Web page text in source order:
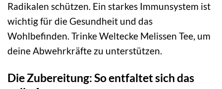
Radikalen schützen. Ein starkes Immunsystem ist
wichtig für die Gesundheit und das
Wohlbefinden. Trinke Weltecke Melissen Tee, um
deine Abwehrkräfte zu unterstützen.
Die Zubereitung: So entfaltet sich das